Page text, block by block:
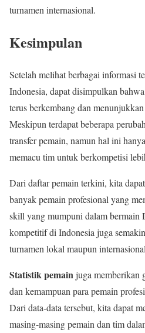
turnamen internasional.
Kesimpulan
Setelah melihat berbagai informasi
Indonesia, dapat disimpulkan
terus berkembang dan
Meskipun terdapat beberapa
transfer pemain, namun hal ini
memacu tim untuk berkompetisi
Dari daftar pemain terkini, kita
banyak pemain profesional yang
skill yang mumpuni dalam bermain
kompetitif di Indonesia juga
turnamen lokal maupun
Statistik pemainjuga memberikan
dan kemampuan para pemain
Dari data-data tersebut, kita dapat
masing-masing pemain dan tim